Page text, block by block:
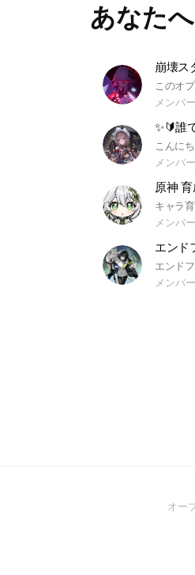
あなた
崩壊ス
メンバ
メンバ
メンバ
エンド
メンバ
オー